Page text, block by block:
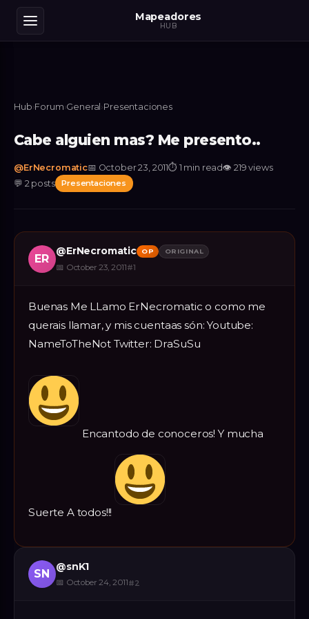
Mapeadores
HUB
Hub›Forum›General ›Presentaciones
Cabe alguien mas? Me presento..
@ErNecromatic📅 October 23, 2011⏱ 1 min read👁 219 views
💬 2 posts Presentaciones
ER
@ErNecromatic OP ORIGINAL
📅 October 23, 2011#1
Buenas Me LLamo ErNecromatic o como me
querais llamar, y mis cuentaas són: Youtube:
NameToTheNot Twitter: DraSuSu
Encantodo de conoceros! Y mucha
Suerte A todos!!!
SN
@snK1
📅 October 24, 2011#2